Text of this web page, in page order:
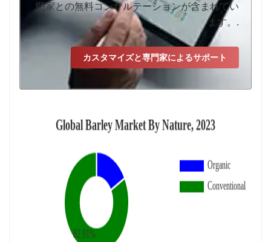
門家との無料コンサルテーションが含まれてい
ます。.
カスタマイズと専門家によるサポート